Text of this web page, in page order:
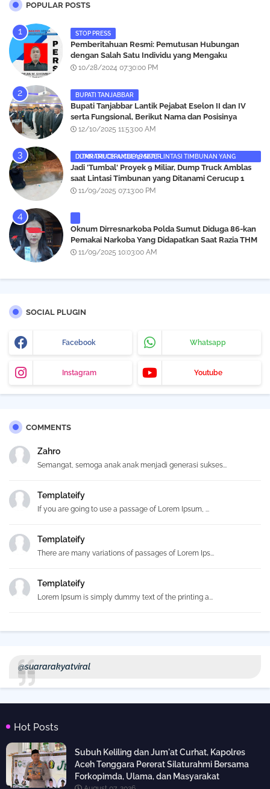
POPULAR POSTS
STOP PRESS
Pemberitahuan Resmi: Pemutusan Hubungan
dengan Salah Satu Individu yang Mengaku
Wartawan Analisismedia.com
10/28/2024 07:30:00 PM
BUPATI TANJABBAR
‎Bupati Tanjabbar Lantik Pejabat Eselon II dan IV
serta Fungsional, Berikut Nama dan Posisinya
12/10/2025 11:53:00 AM
DUMP TRUCK AMBLAS SAAT LINTASI TIMBUNAN YANG DITANAMI CERUCUP 3 METER
‎Jadi 'Tumbal' Proyek 9 Miliar, Dump Truck Amblas
saat Lintasi Timbunan yang Ditanami Cerucup 1
Meter
11/09/2025 07:13:00 PM
Oknum Dirresnarkoba Polda Sumut Diduga 86-kan
Pemakai Narkoba Yang Didapatkan Saat Razia THM
Black Owl, Propam Diminta Bertindak
11/09/2025 10:03:00 AM
SOCIAL PLUGIN
Facebook Whatsapp
Instagram Youtube
COMMENTS
Zahro
Semangat, semoga anak anak menjadi generasi sukses...
Templateify
If you are going to use a passage of Lorem Ipsum, ...
Templateify
There are many variations of passages of Lorem Ips...
Templateify
Lorem Ipsum is simply dummy text of the printing a...
@suararakyatviral
Hot Posts
Subuh Keliling dan Jum'at Curhat, Kapolres
Aceh Tenggara Pererat Silaturahmi Bersama
Forkopimda, Ulama, dan Masyarakat